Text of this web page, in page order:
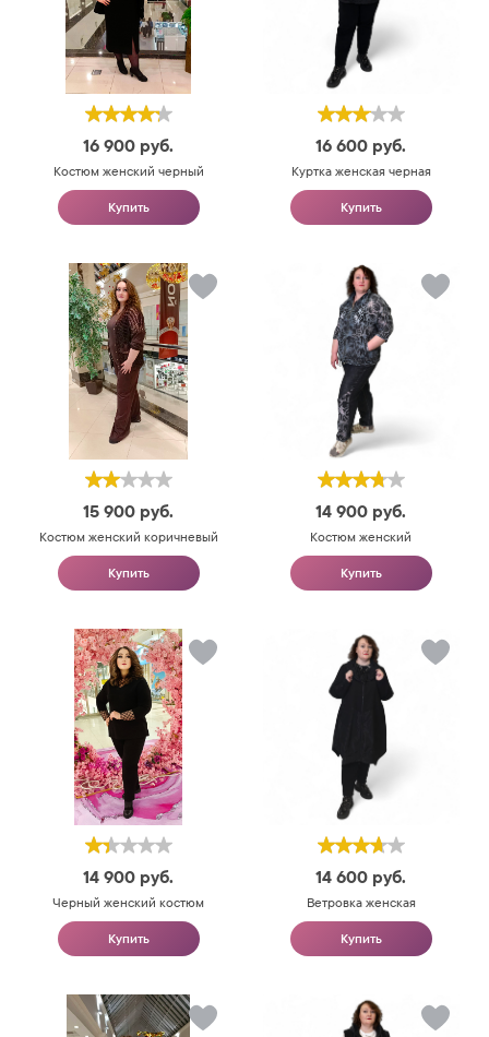
16 900 руб.
Костюм женский черный
Купить
16 600 руб.
Куртка женская черная
Купить
15 900 руб.
Костюм женский коричневый
Купить
14 900 руб.
Костюм женский
Купить
14 900 руб.
Черный женский костюм
Купить
14 600 руб.
Ветровка женская
Купить